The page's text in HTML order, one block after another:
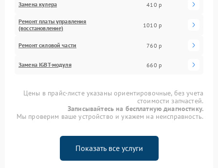
Замена кулера 410 р
Ремонт платы управления
(восстановление)
1010 р
Ремонт силовой части 760 р
Замена IGBT-модуля 660 р
Цены в прайс-листе указаны ориентировочные, без учета
стоимости запчастей.
Записывайтесь на бесплатную диагностику.
Мы проверим ваше устройство и укажем на неисправность.
Показать все услуги